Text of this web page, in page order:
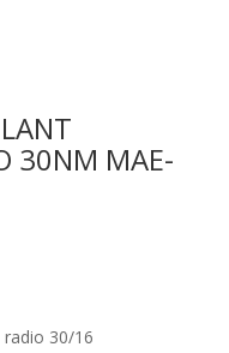
30NM MAE-
radio 30/16